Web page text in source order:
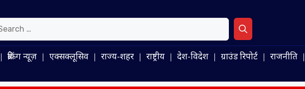
ब्रेकिंग न्यूज़ एक्सक्लूसिव राज्य-शहर राष्ट्रीय देश-विदेश ग्राउंड रिपोर्ट राजनीति